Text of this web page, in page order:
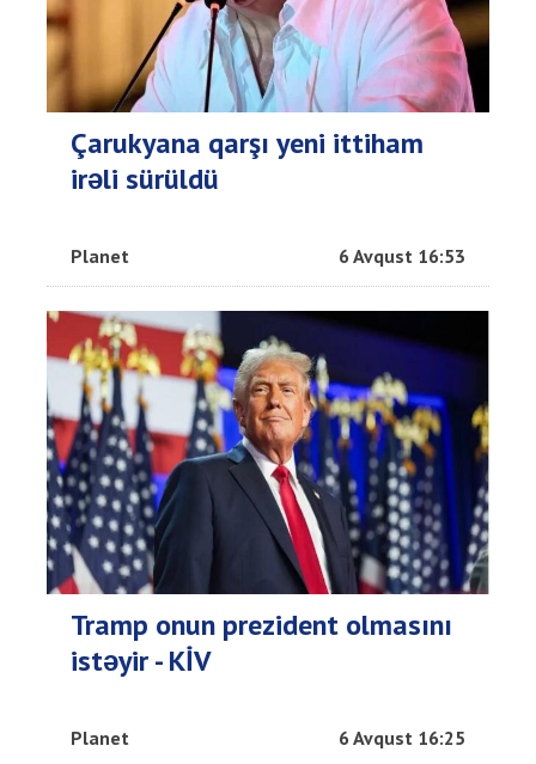
Çarukyana qarşı yeni ittiham
irəli sürüldü
Planet 6 Avqust 16:53
Tramp onun prezident olmasını
istəyir - KİV
Planet 6 Avqust 16:25